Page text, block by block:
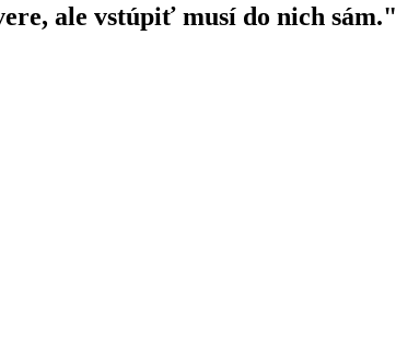
ale vstúpiť musí do nich sám."